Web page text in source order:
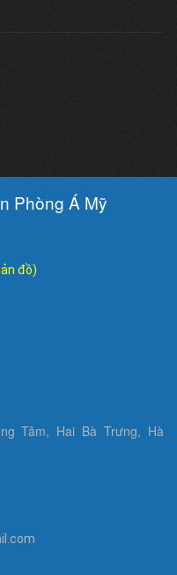
Phòng Á Mỹ
đồ)
Tâm, Hai Bà Trưng, Hà